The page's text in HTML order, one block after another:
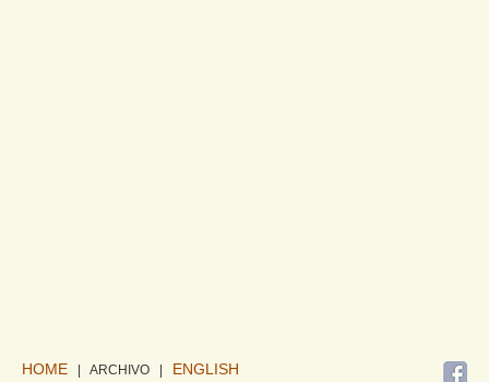
HOME | ARCHIVO ENGLISH